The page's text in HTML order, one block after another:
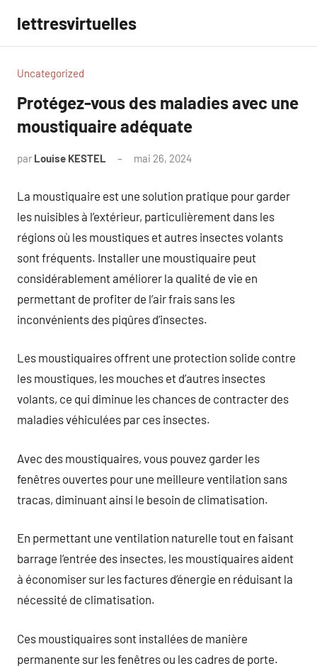
contenu
lettresvirtuelles
Uncategorized
Protégez-vous des maladies avec une
moustiquaire adéquate
par Louise KESTEL mai 26, 2024
La moustiquaire est une solution pratique pour garder
les nuisibles à l’extérieur, particulièrement dans les
régions où les moustiques et autres insectes volants
sont fréquents. Installer une moustiquaire peut
considérablement améliorer la qualité de vie en
permettant de profiter de l’air frais sans les
inconvénients des piqûres d’insectes.
Les moustiquaires offrent une protection solide contre
les moustiques, les mouches et d’autres insectes
volants, ce qui diminue les chances de contracter des
maladies véhiculées par ces insectes.
Avec des moustiquaires, vous pouvez garder les
fenêtres ouvertes pour une meilleure ventilation sans
tracas, diminuant ainsi le besoin de climatisation.
En permettant une ventilation naturelle tout en faisant
barrage l’entrée des insectes, les moustiquaires aident
à économiser sur les factures d’énergie en réduisant la
nécessité de climatisation.
Ces moustiquaires sont installées de manière
permanente sur les fenêtres ou les cadres de porte.